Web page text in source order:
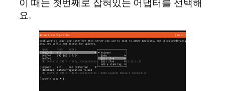
이 때는 첫번째로 잡혀있는 어댑터를 선택해
요.